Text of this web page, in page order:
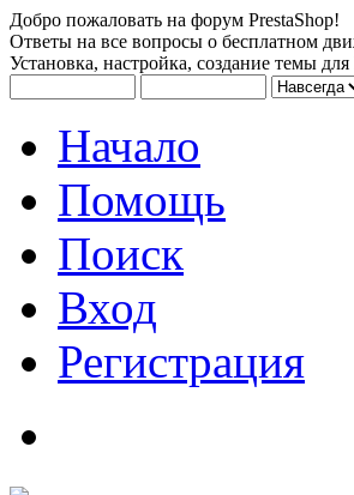
Добро пожаловать на форум PrestaShop!
Ответы на все вопросы о бесплатном
Установка, настройка, создание темы
Начало
Помощь
Поиск
Вход
Регистрация